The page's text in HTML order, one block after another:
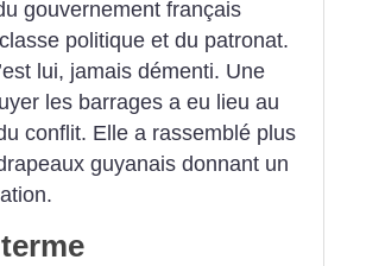
gouvernement français
politique et du patronat.
lui, jamais démenti. Une
les barrages a eu lieu au
conflit. Elle a rassemblé plus
guyanais donnant un